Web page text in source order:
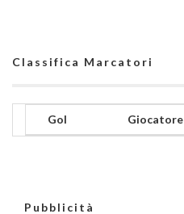
Classifica Marcatori
Gol Giocatore
Pubblicità